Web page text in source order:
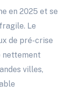
en 2025 et se
Le
de pré-crise
nettement
villes,